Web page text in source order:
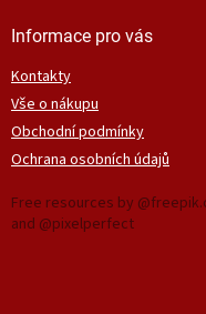
Informace pro vás
Kontakty
Vše o nákupu
Obchodní podmínky
Ochrana osobních údajů
Free resources by
and @pixelperfect